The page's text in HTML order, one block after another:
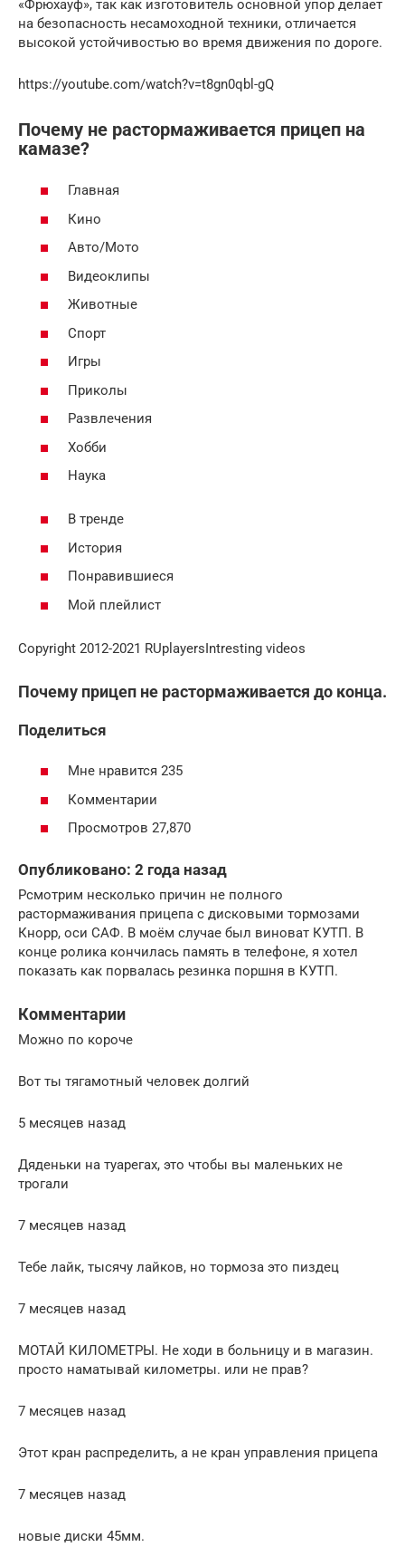
«Фрюхауф», так как изготовитель основной упор делает
на безопасность несамоходной техники, отличается
высокой устойчивостью во время движения по дороге.
https://youtube.com/watch?v=t8gn0qbl-gQ
Почему не растормаживается прицеп на
камазе?
Главная
Кино
Авто/Мото
Видеоклипы
Животные
Спорт
Игры
Приколы
Развлечения
Хобби
Наука
В тренде
История
Понравившиеся
Мой плейлист
Copyright 2012-2021 RUplayersIntresting videos
Почему прицеп не растормаживается до конца.
Поделиться
Мне нравится 235
Комментарии
Просмотров 27,870
Опубликовано: 2 года назад
Рсмотрим несколько причин не полного
растормаживания прицепа с дисковыми тормозами
Кнорр, оси САФ. В моём случае был виноват КУТП. В
конце ролика кончилась память в телефоне, я хотел
показать как порвалась резинка поршня в КУТП.
Комментарии
Можно по короче
Вот ты тягамотный человек долгий
5 месяцев назад
Дяденьки на туарегах, это чтобы вы маленьких не
трогали
7 месяцев назад
Тебе лайк, тысячу лайков, но тормоза это пиздец
7 месяцев назад
МОТАЙ КИЛОМЕТРЫ. Не ходи в больницу и в магазин.
просто наматывай километры. или не прав?
7 месяцев назад
Этот кран распределить, а не кран управления прицепа
7 месяцев назад
новые диски 45мм.